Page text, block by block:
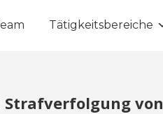
Tätigkeitsbereiche
Strafverfolgung von